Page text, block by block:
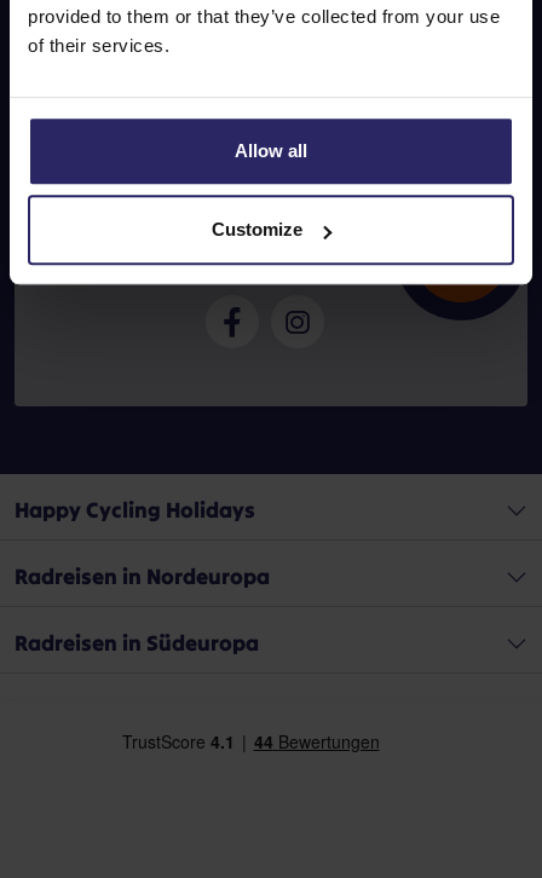
provided to them or that they’ve collected from your use
of their services.
Allow all
Customize
E-Mail-Adresse
Abonnieren
u
s
Happy Cycling Holidays
Radreisen in Nordeuropa
Radreisen in Südeuropa